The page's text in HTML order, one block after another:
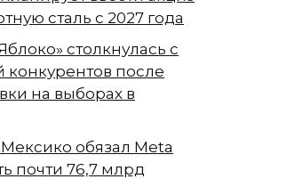
сталь с 2027 года
столкнулась с
конкурентов после
на выборах в
обязал Meta
почти 76,7 млрд